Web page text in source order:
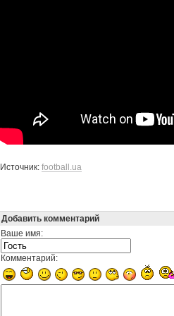
Источник: football.ua
Добавить комментарий
Ваше имя:
Комментарий: